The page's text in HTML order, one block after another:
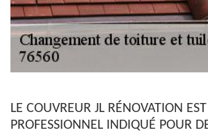
LE COUVREUR JL RÉNOVATION EST
PROFESSIONNEL INDIQUÉ POUR